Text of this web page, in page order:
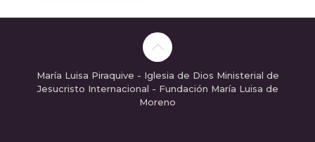
María Luisa Piraquive - Iglesia de Dios Ministerial de
Jesucristo Internacional - Fundación María Luisa de
Moreno